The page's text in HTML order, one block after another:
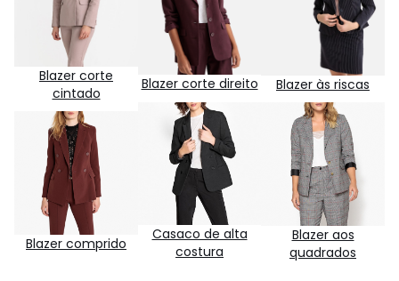
Blazer corte
cintado
Blazer corte direito Blazer às riscas
Blazer comprido
Casaco de alta
costura
Blazer aos
quadrados